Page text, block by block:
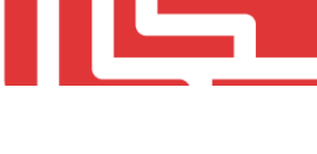
от 4500 ₽